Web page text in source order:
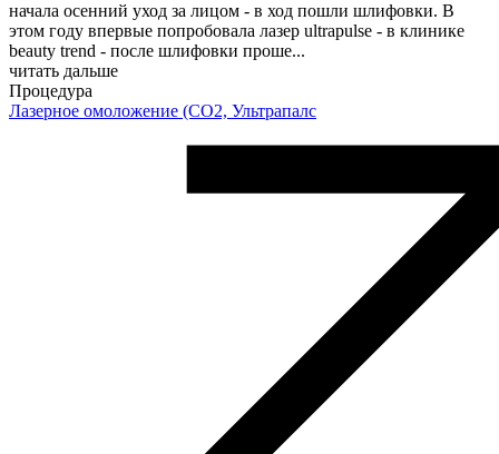
начала осенний уход за лицом - в ход пошли шлифовки. В
этом году впервые попробовала лазер ultrapulse - в клинике
beauty trend - после шлифовки проше...
читать дальше
Процедура
Лазерное омоложение (CO2, Ультрапалс